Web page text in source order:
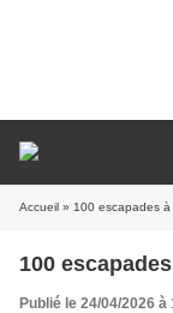
Accueil » 100 escapades
100
Publié le 24/04/2026 à